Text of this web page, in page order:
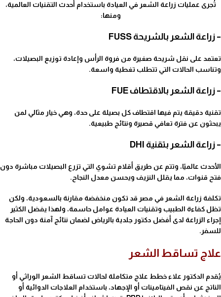
تُجرى عمليات زراعة الشعر في العيادة باستخدام أحدث التقنيات العالمية،
ومنها:
– زراعة الشعر بالشريحة FUSS
تعتمد على نقل شريحة صغيرة من فروة الرأس وإعادة توزيع البصيلات،
وتناسب الحالات التي تتطلب تغطية واسعة.
– زراعة الشعر بالاقتطاف FUE
تقنية دقيقة يتم فيها اقتطاف كل بصيلة على حدة، وهي خيار مثالي لمن
يبحثون عن فترة تعافي قصيرة ونتائج طبيعية.
– زراعة الشعر بتقنية DHI
الأحدث عالميًا، وتتم عن طريق أقلام تشوي التي تزرع البصيلات مباشرة دون
فتح قنوات، مما يقلل النزيف ويحسن معدل النجاح.
تكلفة زراعة الشعر في مصر قد تكون منخفضة مقارنة بالسعودية، ولكن
تظل كفاءة الطبيب وتقنيات العيادة عوامل حاسمة، ولهذا يفضل الكثير
إجراء الزراعة لدى أفضل دكتور جلدية بالرياض لضمان نتائج آمنة دون الحاجة
للسفر.
علاج تساقط الشعر
يُقدم الدكتور علاء خطط علاج متكاملة لحالات تساقط الشعر الوراثي أو
الناتج عن نقص الفيتامينات أو الإجهاد، باستخدام العلاجات الدوائية أو